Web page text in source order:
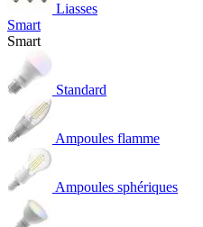
Liasses
Smart
Smart
Standard
Ampoules flamme
Ampoules sphériques